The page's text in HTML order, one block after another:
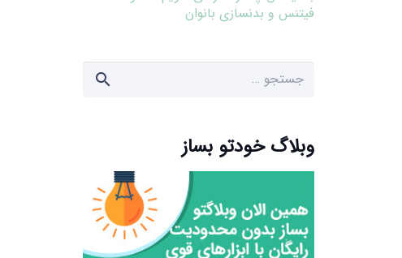
فیتنس و بدنسازی بانوان
جستجو
وبلاگ خودتو بساز